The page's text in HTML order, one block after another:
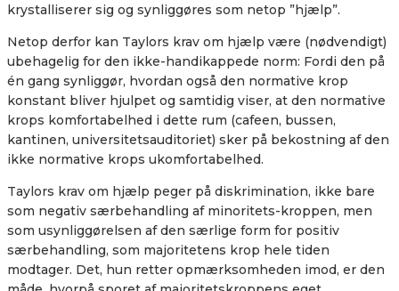
krystalliserer sig og synliggøres som netop ”hjælp”.
Netop derfor kan Taylors krav om hjælp være (nødvendigt)
ubehagelig for den ikke-handikappede norm: Fordi den på
én gang synliggør, hvordan også den normative krop
konstant bliver hjulpet og samtidig viser, at den normative
krops komfortabelhed i dette rum (cafeen, bussen,
kantinen, universitetsauditoriet) sker på bekostning af den
ikke normative krops ukomfortabelhed.
Taylors krav om hjælp peger på diskrimination, ikke bare
som negativ særbehandling af minoritets-kroppen, men
som usynliggørelsen af den særlige form for positiv
særbehandling, som majoritetens krop hele tiden
modtager. Det, hun retter opmærksomheden imod, er den